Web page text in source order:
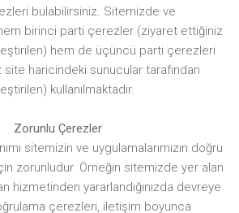
bulabilirsiniz. Sitemizde ve
hem birinci parti çerezler (ziyaret ettiğiniz
hem de üçüncü parti çerezleri
haricindeki sunucular tarafından
kullanılmaktadır.
Zorunlu Çerezler
sitemizin ve uygulamalarımızın doğru
zorunludur. Örneğin sitemizde yer alan
hizmetinden yararlandığınızda devreye
çerezleri, iletişim boyunca